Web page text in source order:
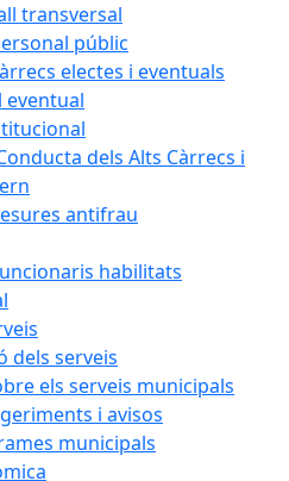
transversal
públic
electes i eventuals
eventual
dels Alts Càrrecs i
antifrau
habilitats
dels serveis
els serveis municipals
i avisos
municipals